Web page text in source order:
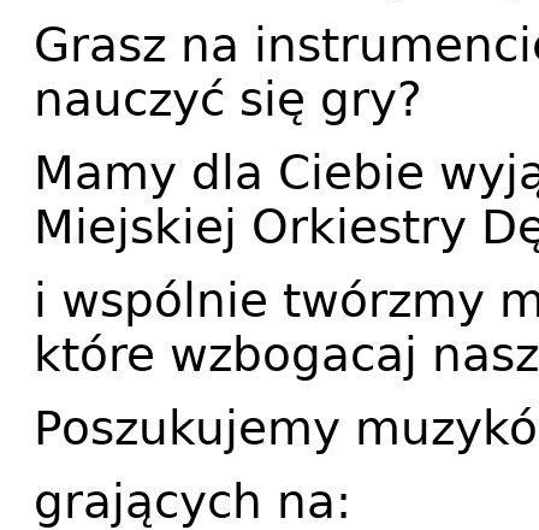
Grasz na
nauczyć się gry?
Mamy dla Ciebie
Miejskiej Orkiestry
i wspólnie twórzmy
które wzbogacaj
Poszukujemy
grających na: